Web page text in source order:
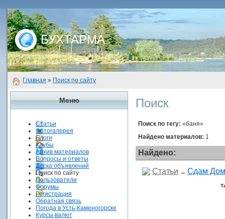
БУХТАРМА
Главная » Поиск по сайту
Меню
Статьи
Фотогалерея
Блоги
Клубы
Архив материалов
Вопросы и ответы
Доска объявлений
Поиск по сайту
Пользователи
Форумы
Регистрация
Обратная связь
Погода в Усть-Каменогорске
Курсы валют
Поиск
Поиск по тегу: «баня»
Найдено материалов: 1
Найдено:
Статьи → Сдам Дом